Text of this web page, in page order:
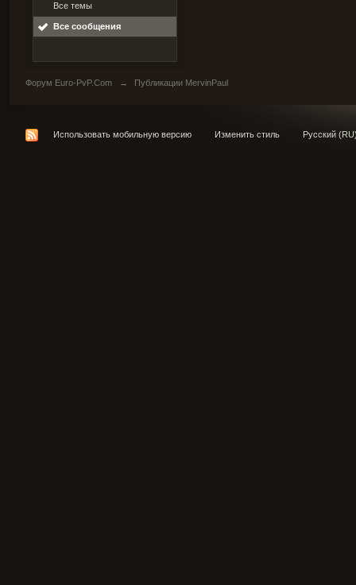
Все темы
Все сообщения
Форум Euro-PvP.Com → Публикации MervinPaul
Использовать мобильную версию Изменить стиль Русский